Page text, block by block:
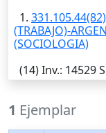
1. 331.105.44(82)
(TRABAJO)-
(SOCIOLOGIA)
(14)Inv.: 14529
1 Ejemplar